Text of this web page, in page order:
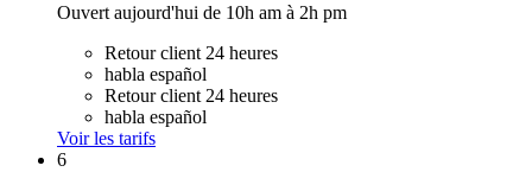
Ouvert aujourd'hui de 10h am à 2h pm
Retour client 24 heures
habla español
Retour client 24 heures
habla español
Voir les tarifs
6